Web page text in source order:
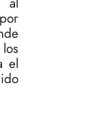
por
el